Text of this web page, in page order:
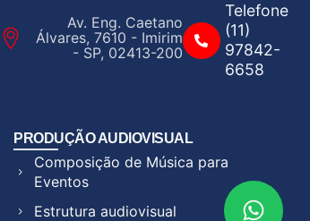
Av. Eng. Caetano
Álvares, 7610 - Imirim
- SP, 02413-200
Telefone
(11)
97842-
6658
PRODUÇÃO AUDIOVISUAL
Composição de Música para
Eventos
Estrutura audiovisual